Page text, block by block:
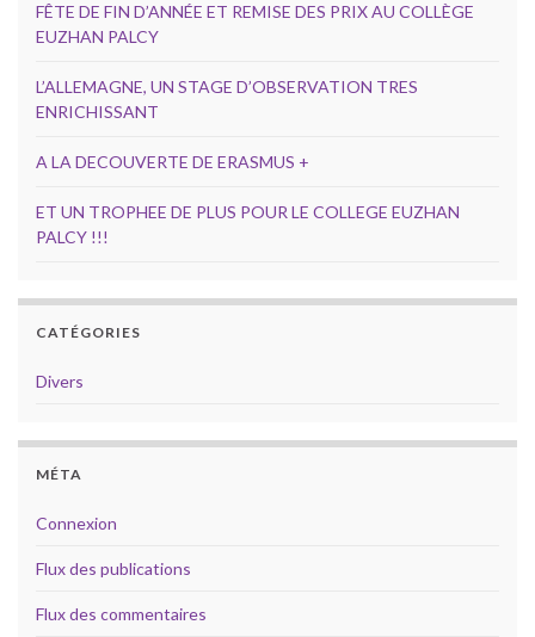
FÊTE DE FIN D’ANNÉE ET REMISE DES PRIX AU COLLÈGE
EUZHAN PALCY
L’ALLEMAGNE, UN STAGE D’OBSERVATION TRES
ENRICHISSANT
A LA DECOUVERTE DE ERASMUS +
ET UN TROPHEE DE PLUS POUR LE COLLEGE EUZHAN
PALCY !!!
CATÉGORIES
Divers
MÉTA
Connexion
Flux des publications
Flux des commentaires